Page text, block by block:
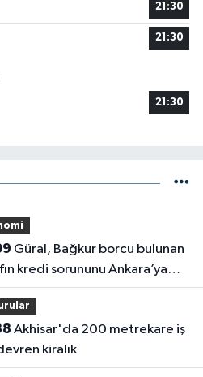
21:30
21:30
21:30
kredi sorununu Ankara’ya
kiralık